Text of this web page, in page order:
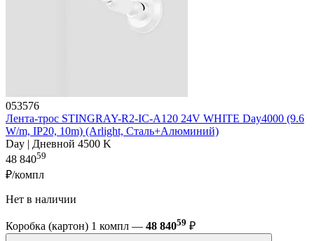
053576
Лента-трос STINGRAY-R2-IC-A120 24V WHITE Day4000 (9.6
W/m, IP20, 10m) (Arlight, Сталь+Алюминий)
Day | Дневной 4500 K
48 84059
₽/компл
Нет в наличии
Коробка (картон) 1 компл — 48 84059 ₽